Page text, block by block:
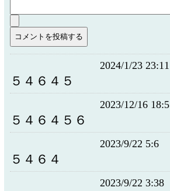
2024/1/23 23:11
５４６４５
2023/12/16 18:5
５４６４５６
2023/9/22 5:6
５４６４
2023/9/22 3:38